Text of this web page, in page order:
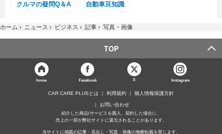
クルマの疑問Q＆A 自動車豆知識
ホーム › ニュース › ビジネス › 記事 › 写真・画像
TOP
home Facebook X Instagram
CAR CARE PLUSとは 利用規約 個人情報保護方針
お問い合わせ
紹介した商品/サービスを購入、契約した場合に、
売上の一部が弊社サイトに還元されることがあります。
当サイトに掲載の記事・見出し・写真・画像の無断転載を禁じます。